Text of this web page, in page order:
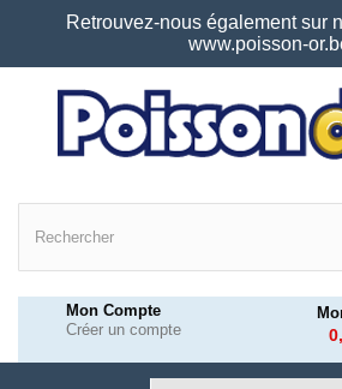
Retrouvez-nous également sur
www.poisson-
Mon Compte
Créer un compte